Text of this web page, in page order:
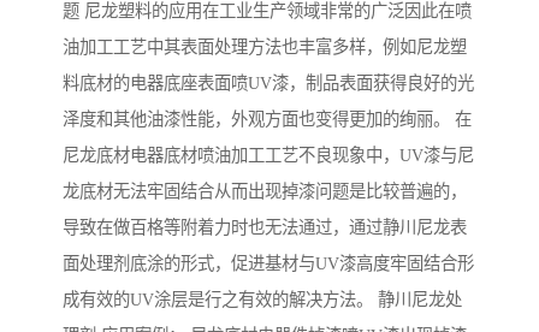
题 尼龙塑料的应用在工业生产领域非常的广泛因此在喷
油加工工艺中其表面处理方法也丰富多样，例如尼龙塑
料底材的电器底座表面喷UV漆，制品表面获得良好的光
泽度和其他油漆性能，外观方面也变得更加的绚丽。 在
尼龙底材电器底材喷油加工工艺不良现象中，UV漆与尼
龙底材无法牢固结合从而出现掉漆问题是比较普遍的，
导致在做百格等附着力时也无法通过，通过静川尼龙表
面处理剂底涂的形式，促进基材与UV漆高度牢固结合形
成有效的UV涂层是行之有效的解决方法。 静川尼龙处